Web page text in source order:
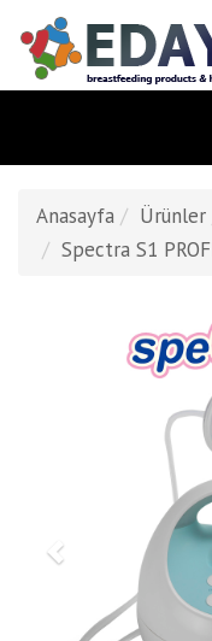
Anasayfa Ürünler
Spectra S1